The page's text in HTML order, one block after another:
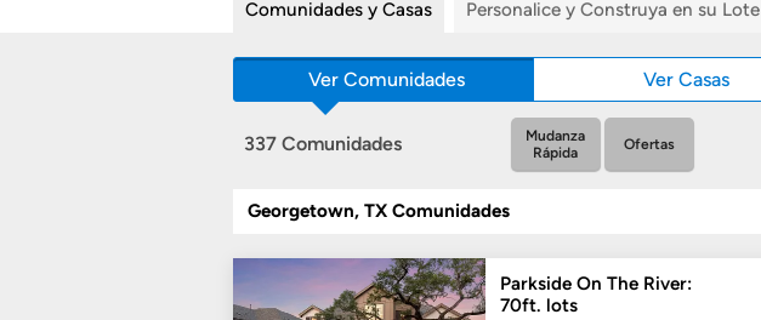
Comunidades y Casas Personalice y Construya en su Lote
Ver Comunidades Ver Casas
337 Comunidades
Mudanza
Rápida
Ofertas
Georgetown, TX Comunidades
Parkside On The River:
70ft. lots